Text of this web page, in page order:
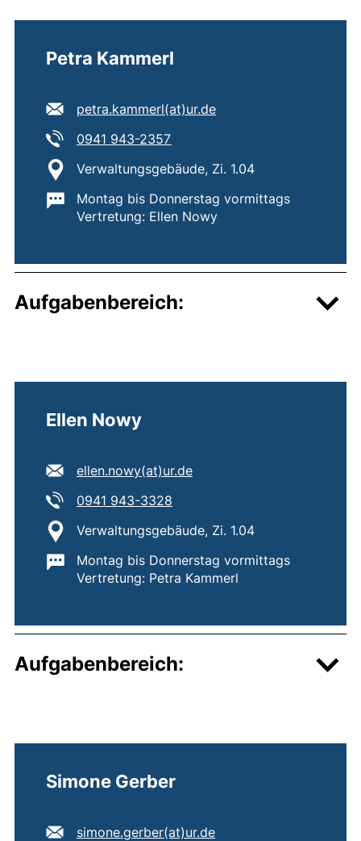
Petra Kammerl
E-Mail Adresse:
petra.kammerl​(at)​ur.de
Tel:
0941 943-2357
Standort:
Verwaltungsgebäude, Zi. 1.04
Wichtige Informationen:
Montag bis Donnerstag vormittags
Vertretung: Ellen Nowy
Aufgabenbereich:
Ellen Nowy
E-Mail Adresse:
ellen.nowy​(at)​ur.de
Tel:
0941 943-3328
Standort:
Verwaltungsgebäude, Zi. 1.04
Wichtige Informationen:
Montag bis Donnerstag vormittags
Vertretung: Petra Kammerl
Aufgabenbereich:
Simone Gerber
E-Mail Adresse:
simone.gerber​(at)​ur.de